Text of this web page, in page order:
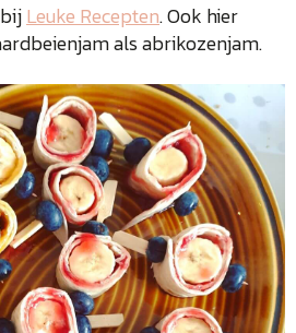
Leuke Recepten. Ook hier
als abrikozenjam.